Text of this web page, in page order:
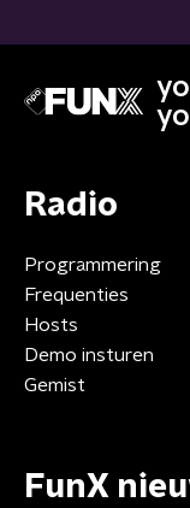
Radio
Programmering
Frequenties
Hosts
Demo insturen
Gemist
FunX